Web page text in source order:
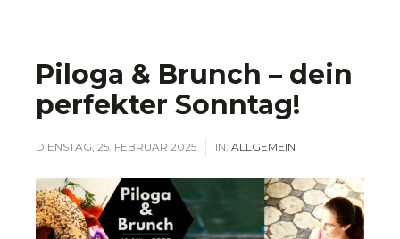
Piloga & Brunch – dein
perfekter Sonntag!
DIENSTAG, 25. FEBRUAR 2025 IN: ALLGEMEIN